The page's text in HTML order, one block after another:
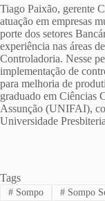
Tiago Paixão, gerente
atuação em empresas
porte dos setores
experiência nas áreas
Controladoria. Nesse
implementação de
para melhoria de
graduado em Ciências
Assunção (UNIFAI),
Universidade
Tags
#Sompo #Sompo